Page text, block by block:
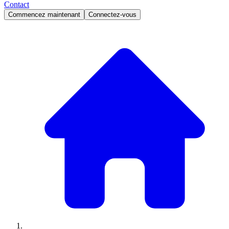
Contact
Commencez maintenant Connectez-vous